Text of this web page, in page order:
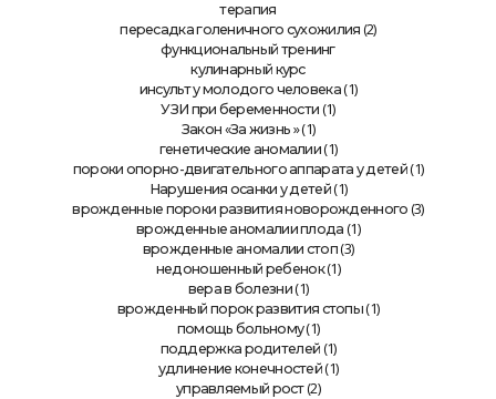
терапия
пересадка голеничного сухожилия (2)
функциональный тренинг
кулинарный курс
инсульт у молодого человека(1)
УЗИ при беременности (1)
Закон «За жизнь » (1)
генетические аномалии (1)
пороки опорно-двигательного аппарата у детей (1)
Нарушения осанки у детей (1)
врожденные пороки развития новорожденного (3)
врожденные аномалии плода (1)
врожденные аномалии стоп (3)
недоношенный ребенок(1)
вера в болезни (1)
врожденный порок развития стопы (1)
помощь больному(1)
поддержка родителей (1)
удлинение конечностей (1)
управляемый рост(2)